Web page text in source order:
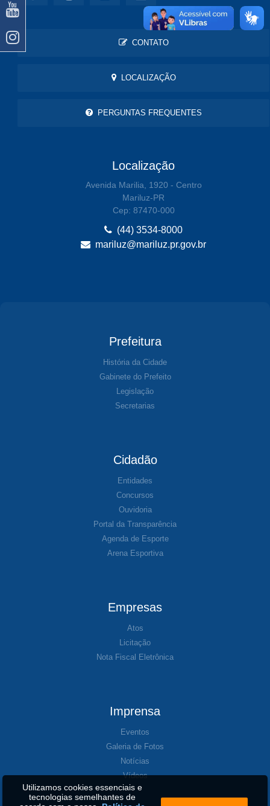
CONTATO
LOCALIZAÇÃO
PERGUNTAS FREQUENTES
Localização
Avenida Marilia, 1920 - Centro
Mariluz-PR
Cep: 87470-000
(44) 3534-8000
mariluz@mariluz.pr.gov.br
Prefeitura
História da Cidade
Gabinete do Prefeito
Legislação
Secretarias
Cidadão
Entidades
Concursos
Ouvidoria
Portal da Transparência
Agenda de Esporte
Arena Esportiva
Empresas
Atos
Licitação
Nota Fiscal Eletrônica
Imprensa
Eventos
Galeria de Fotos
Notícias
Vídeos
Utilizamos cookies essenciais e
tecnologias semelhantes de